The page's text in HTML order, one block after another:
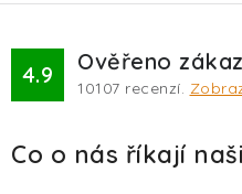
4.9 Ověřeno
10107 recenzí.